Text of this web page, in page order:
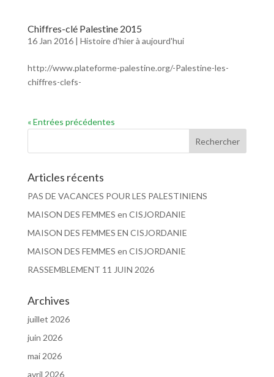
Chiffres-clé Palestine 2015
16 Jan 2016| Histoire d'hier à aujourd'hui
http://www.plateforme-palestine.org/-Palestine-les-
chiffres-clefs-
« Entrées précédentes
Articles récents
PAS DE VACANCES POUR LES PALESTINIENS
MAISON DES FEMMES en CISJORDANIE
MAISON DES FEMMES EN CISJORDANIE
MAISON DES FEMMES en CISJORDANIE
RASSEMBLEMENT 11 JUIN 2026
Archives
juillet 2026
juin 2026
mai 2026
avril 2026